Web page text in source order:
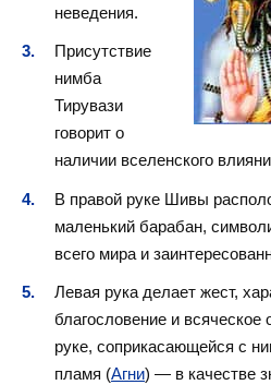
неведения.
Присутствие
нимба
Тирувази
говорит о
наличии вселенского
В правой руке Шивы
маленький барабан,
всего мира и
Левая рука делает жест,
благословение и
руке, соприкасающейся с
пламя (Агни) — в качестве